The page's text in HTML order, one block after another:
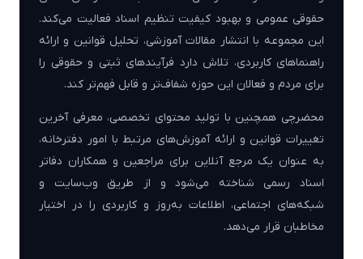
حقوقی عمومی و بهبود کیفیت تنظیم اسناد فعالیت می‌کند.
این مجموعه با انتشار مقالات آموزشی، تحلیل قوانین و ارائه
راهنماهای کاربردی، تلاش دارد فرآیندهای ثبتی و حقوقی را
برای مردم و فعالان این حوزه شفاف‌تر و قابل فهم‌تر کند.
محضرچی همچنین با تولید محتوای تخصصی، معرفی آخرین
تغییرات قوانین و ارائه آموزش‌های مرتبط با امور دفترخانه،
به عنوان یک مرجع آنلاین برای مراجعین و همکاران دفاتر
اسناد رسمی شناخته می‌شود و از طریق وب‌سایت و
شبکه‌های اجتماعی، اطلاعات به‌روز و کاربردی را در اختیار
مخاطبان قرار می‌دهد.